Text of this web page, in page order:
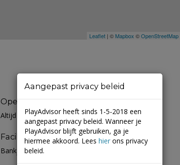
Leaflet | © Mapbox ©OpenStreetMap
Openingstijden
Altijd open
Faciliteiten
Bankje
Aangepast privacy beleid
PlayAdvisor heeft sinds 1-5-2018 een
aangepast privacy beleid. Wanneer je
PlayAdvisor blijft gebruiken, ga je
hiermee akkoord. Lees hier ons privacy
beleid.